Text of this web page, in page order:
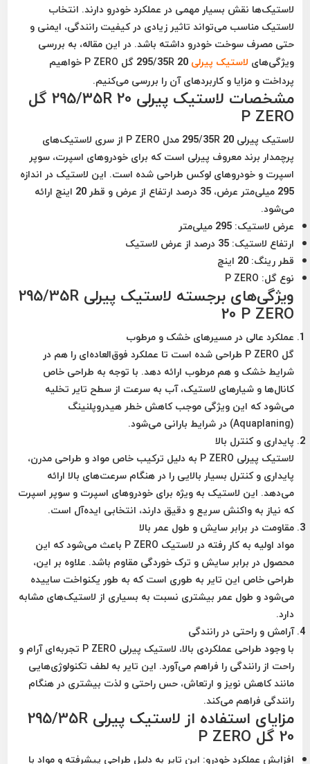
لاستیک‌ها نقش بسیار مهمی در عملکرد خودرو دارند. انتخاب
لاستیک مناسب می‌تواند تاثیر زیادی در کیفیت رانندگی، ایمنی و
حتی مصرف سوخت خودرو داشته باشد. در این مقاله، به بررسی
ویژگی‌های لاستیک پیرلی
295/35R 20 گل P ZERO خواهیم
پرداخت و مزایا و کاربردهای آن را بررسی می‌کنیم.
مشخصات لاستیک پیرلی 295/35R 20 گل
P ZERO
لاستیک پیرلی 295/35R 20 مدل P ZERO از سری لاستیک‌های
پرچمدار برند معروف پیرلی است که برای خودروهای اسپرت، سوپر
اسپرت و خودروهای لوکس طراحی شده است. این لاستیک در اندازه
295 میلی‌متر عرض، 35 درصد ارتفاع از عرض و قطر 20 اینچ ارائه
می‌شود.
عرض لاستیک: 295 میلی‌متر
ارتفاع لاستیک: 35 درصد از عرض لاستیک
قطر رینگ: 20 اینچ
نوع گل: P ZERO
ویژگی‌های برجسته لاستیک پیرلی 295/35R
20 P ZERO
عملکرد عالی در مسیرهای خشک و مرطوب
گل P ZERO طراحی شده است تا عملکرد فوق‌العاده‌ای را هم در
شرایط خشک و هم مرطوب ارائه دهد. با توجه به طراحی خاص
کانال‌ها و شیارهای لاستیک، آب به سرعت از سطح تایر تخلیه
می‌شود که این ویژگی موجب کاهش خطر هیدروپلنینگ
(Aquaplaning) در شرایط بارانی می‌شود.
پایداری و کنترل بالا
لاستیک پیرلی P ZERO به دلیل ترکیب خاص مواد و طراحی مدرن،
پایداری و کنترل بسیار بالایی را در هنگام سرعت‌های بالا ارائه
می‌دهد. این لاستیک به ویژه برای خودروهای اسپرت و سوپر اسپرت
که نیاز به واکنش سریع و دقیق دارند، انتخابی ایده‌آل است.
مقاومت در برابر سایش و طول عمر بالا
مواد اولیه به کار رفته در لاستیک P ZERO باعث می‌شود که این
محصول در برابر سایش و ترک خوردگی مقاوم باشد. علاوه بر این،
طراحی خاص این تایر به طوری است که به طور یکنواخت ساییده
می‌شود و طول عمر بیشتری نسبت به بسیاری از لاستیک‌های مشابه
دارد.
آرامش و راحتی در رانندگی
با وجود طراحی عملکردی بالا، لاستیک پیرلی P ZERO تجربه‌ای آرام و
راحت از رانندگی را فراهم می‌آورد. این تایر به لطف تکنولوژی‌هایی
مانند کاهش نویز و ارتعاش، حس راحتی و لذت بیشتری در هنگام
رانندگی فراهم می‌کند.
مزایای استفاده از لاستیک پیرلی 295/35R
20 گل P ZERO
افزایش عملکرد خودرو: این تایر به دلیل طراحی پیشرفته و مواد با